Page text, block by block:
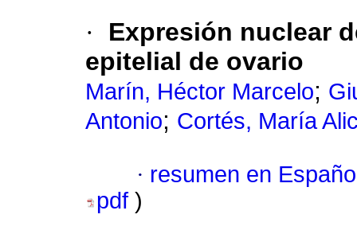
·
Expresión nuclear
epitelial de ovario
Marín, Héctor Marcelo;
Antonio; Cortés, María
· resumen en
pdf )